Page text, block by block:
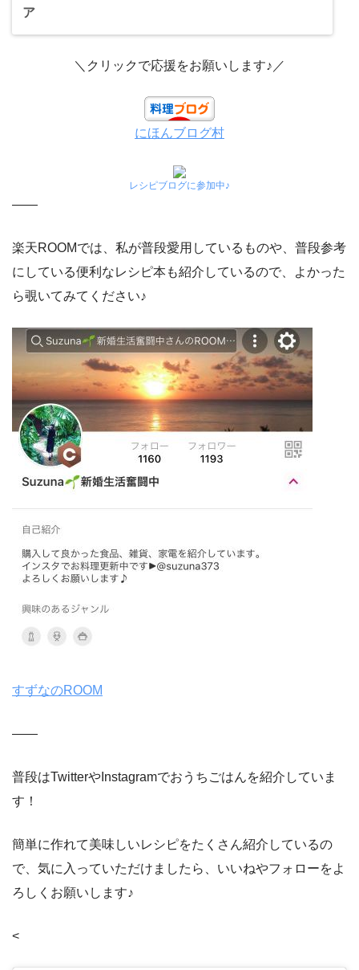
ア
＼クリックで応援をお願いします♪／
にほんブログ村
レシピブログに参加中♪
——
楽天ROOMでは、私が普段愛用しているものや、普段参考
にしている便利なレシピ本も紹介しているので、よかった
ら覗いてみてください♪
すずなのROOM
——
普段はTwitterやInstagramでおうちごはんを紹介していま
す！
簡単に作れて美味しいレシピをたくさん紹介しているの
で、気に入っていただけましたら、いいねやフォローをよ
ろしくお願いします♪
<